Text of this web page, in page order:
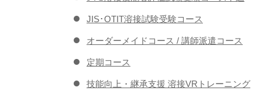
JIS･OTIT溶接試験受験コース
オーダーメイドコース / 講師派遣コース
定期コース
技能向上・継承支援 溶接VRトレーニング